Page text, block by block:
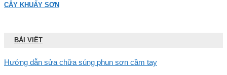
CÂY KHUẤY SƠN
BÀI VIẾT
Hướng dẫn sửa chữa súng phun sơn cầm tay